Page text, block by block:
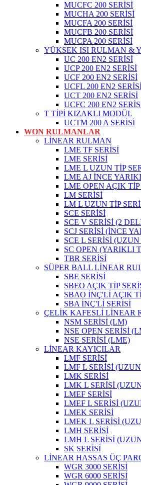
MUCFC 200 SERİSİ
MUCHA 200 SERİSİ
MUCFA 200 SERİSİ
MUCFB 200 SERİSİ
MUCPA 200 SERİSİ
YÜKSEK ISI RULMAN &
UC 200 EN2 SERİSİ
UCP 200 EN2 SERİSİ
UCF 200 EN2 SERİSİ
UCFL 200 EN2
UCT 200 EN2 SERİSİ
UCFC 200 EN2
T TİPİ KIZAKLI MODÜL
UCTM 200 A SERİSİ
WON RULMANLAR
LİNEAR RULMAN
LME TF SERİSİ
LME SERİSİ
LME L UZUN TİP
LME AJ İNCE
LME OPEN AÇIK TİP
LM SERİSİ
LM L UZUN TİP
SCE SERİSİ
SCE V SERİSİ (2
SCJ SERİSİ (İNCE
SCE L SERİSİ
SC OPEN (YARIKLI
TBR SERİSİ
SÜPER BALL LİNEAR
SBE SERİSİ
SBEO AÇIK TİP
SBAO İNÇ'Lİ AÇIK
SBA İNÇ'Lİ SERİSİ
ÇELİK KAFESLİ LİNEAR
NSM SERİSİ (LM)
NSE OPEN SERİSİ
NSE SERİSİ (LME)
LİNEAR KAYICILAR
LMF SERİSİ
LMF L SERİSİ
LMK SERİSİ
LMK L SERİSİ
LMEF SERİSİ
LMEF L SERİSİ
LMEK SERİSİ
LMEK L SERİSİ
LMH SERİSİ
LMH L SERİSİ
SK SERİSİ
LİNEAR HASSAS ÜÇ
WGR 3000 SERİSİ
WGR 6000 SERİSİ